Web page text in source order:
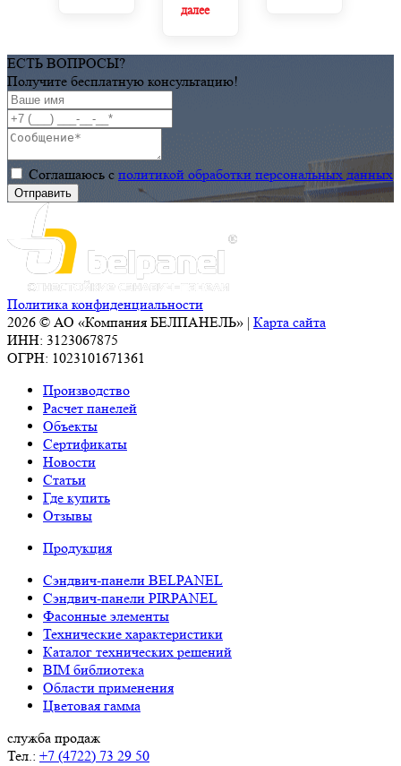
BELPANEL!
для
электрических
подстанций.
далее
ЕСТЬ ВОПРОСЫ?
Получите бесплатную консультацию!
Соглашаюсь с политикой обработки персональных данных
Политика конфиденциальности
2026 © АО «Компания БЕЛПАНЕЛЬ» | Карта сайта
ИНН: 3123067875
ОГРН: 1023101671361
Производство
Расчет панелей
Объекты
Сертификаты
Новости
Статьи
Где купить
Отзывы
Продукция
Сэндвич-панели BELPANEL
Сэндвич-панели PIRPANEL
Фасонные элементы
Технические характеристики
Каталог технических решений
BIM библиотека
Области применения
Цветовая гамма
служба продаж
Тел.: +7 (4722) 73 29 50